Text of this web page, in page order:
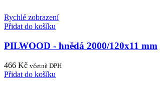
Rychlé zobrazení
Přidat do košíku
PILWOOD - hnědá 2000/120x11 mm
466 Kč včetně DPH
Přidat do košíku